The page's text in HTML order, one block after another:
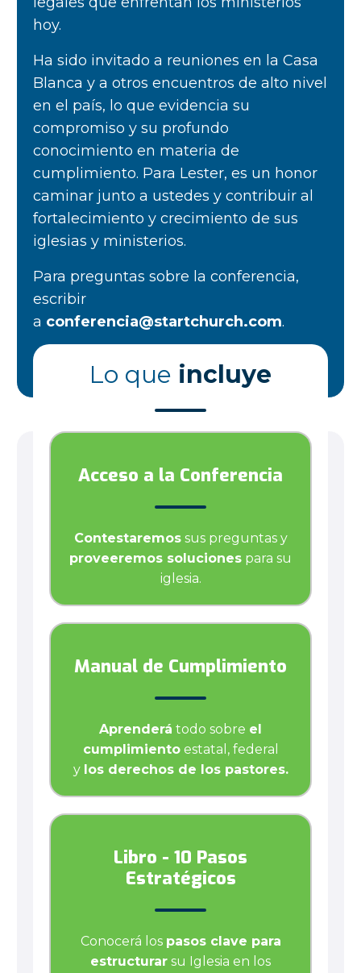
hoy.
Ha sido invitado a reuniones en la Casa
Blanca y a otros encuentros de alto nivel
en el país, lo que evidencia su
compromiso y su profundo
conocimiento en materia de
cumplimiento. Para Lester, es un honor
caminar junto a ustedes y contribuir al
fortalecimiento y crecimiento de sus
iglesias y ministerios.
Para preguntas sobre la conferencia,
escribir
a conferencia@startchurch.com.
Lo que incluye
Acceso a la Conferencia
Contestaremossus preguntas y
proveeremos soluciones para su
iglesia.
Manual de Cumplimiento
Aprenderá todo sobre el
cumplimientoestatal, federal
y los derechos de los pastores.
Libro - 10 Pasos
Estratégicos
Conocerá los pasos clave para
estructurar su Iglesia en los